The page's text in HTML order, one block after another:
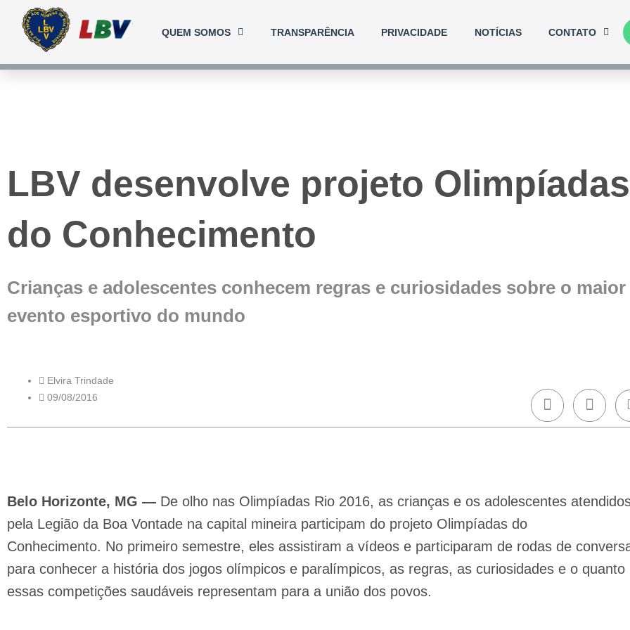
QUEM SOMOS TRANSPARÊNCIA PRIVACIDADE NOTÍCIAS CONTATO
LBV desenvolve projeto Olimpíadas
do Conhecimento
Crianças e adolescentes conhecem regras e curiosidades sobre o maior
evento esportivo do mundo
Elvira Trindade
09/08/2016
Belo Horizonte, MG — De olho nas Olimpíadas Rio 2016, as crianças e os adolescentes
pela Legião da Boa Vontade na capital mineira participam do projeto Olimpíadas do
Conhecimento. No primeiro semestre, eles assistiram a vídeos e participaram de rodas de
para conhecer a história dos jogos olímpicos e paralímpicos, as regras, as curiosidades e o quanto
essas competições saudáveis representam para a união dos povos.